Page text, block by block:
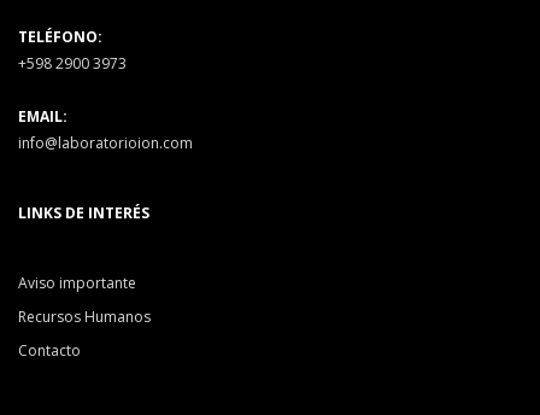
TELÉFONO:
+598 2900 3973
EMAIL:
info@laboratorioion.com
LINKS DE INTERÉS
Aviso importante
Recursos Humanos
Contacto